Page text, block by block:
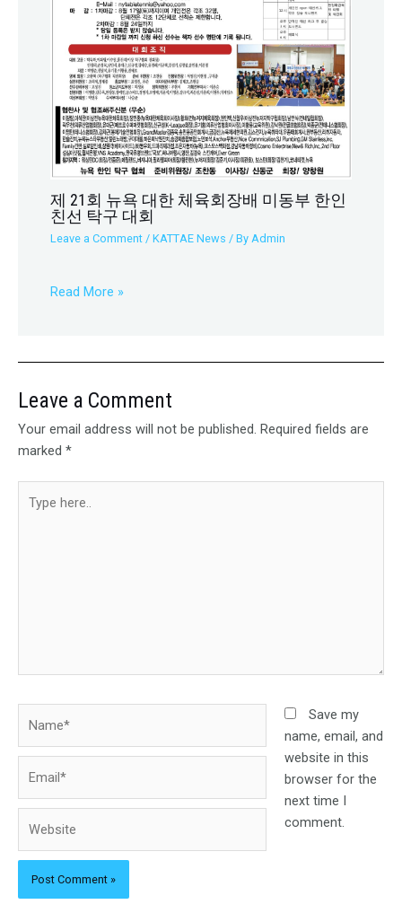
제 21회 뉴욕 대한 체육회장배 미동부 한인
친선 탁구 대회
Leave a Comment /KATTAE News / By Admin
Read More »
Leave a Comment
Your email address will not be published. Required fields are
marked *
here..
Save my
name, email, and
website in this
browser for the
next time I
comment.